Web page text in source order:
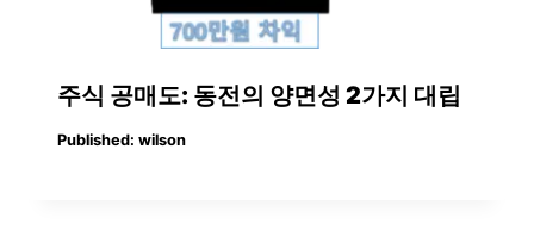
주식 공매도: 동전의 양면성 2가지 대립
Published: wilson